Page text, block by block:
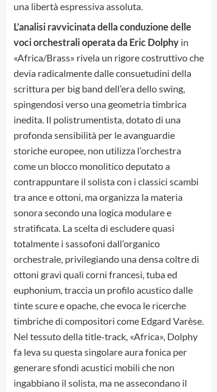
una libertà espressiva assoluta.
L’analisi ravvicinata della conduzione delle
voci orchestrali operata da Eric Dolphyin
«Africa/Brass» rivela un rigore costruttivo che
devia radicalmente dalle consuetudini della
scrittura per big band dell’era dello swing,
spingendosi verso una geometria timbrica
inedita. Il polistrumentista, dotato di una
profonda sensibilità per le avanguardie
storiche europee, non utilizza l’orchestra
come un blocco monolitico deputato a
contrappuntare il solista con i classici scambi
tra ance e ottoni, ma organizza la materia
sonora secondo una logica modulare e
stratificata. La scelta di escludere quasi
totalmente i sassofoni dall’organico
orchestrale, privilegiando una densa coltre di
ottoni gravi quali corni francesi, tuba ed
euphonium, traccia un profilo acustico dalle
tinte scure e opache, che evoca le ricerche
timbriche di compositori come Edgard Varèse.
Nel tessuto della title-track, «Africa», Dolphy
fa leva su questa singolare aura fonica per
generare sfondi acustici mobili che non
ingabbiano il solista, ma ne assecondano il